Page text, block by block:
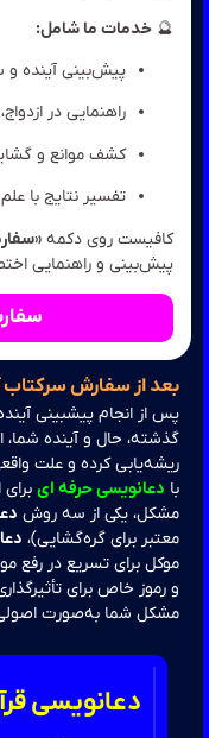
خدمات ما شامل:
پیش‌بینی آینده و
راهنمایی در ازدواج،
کشف موانع و گشایش کار
تفسیر نتایج با علم اعداد
روی دکمه «سفارش
و راهنمایی اختصاصی
سفارش
از سفارش سرکتاب
از انجام پیشبینی آینده و
حال و آینده شما، استاد
کرده و علت واقعی آن
دعانویسی حرفه ایبرای
یکی از سه روش
برای گره‌گشایی)،
برای تسریع در رفع موانع) یا
خاص برای تأثیرگذاری
شما به‌صورت اصولی و
دعانویسی قرآنی :